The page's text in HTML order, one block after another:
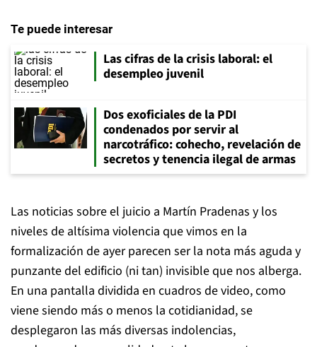
Te puede interesar
Las cifras de la crisis laboral: el
desempleo juvenil
Dos exoficiales de la PDI
condenados por servir al
narcotráfico: cohecho, revelación de
secretos y tenencia ilegal de armas
Las noticias sobre el juicio a Martín Pradenas y los
niveles de altísima violencia que vimos en la
formalización de ayer parecen ser la nota más aguda y
punzante del edificio (ni tan) invisible que nos alberga.
En una pantalla dividida en cuadros de video, como
viene siendo más o menos la cotidianidad, se
desplegaron las más diversas indolencias,